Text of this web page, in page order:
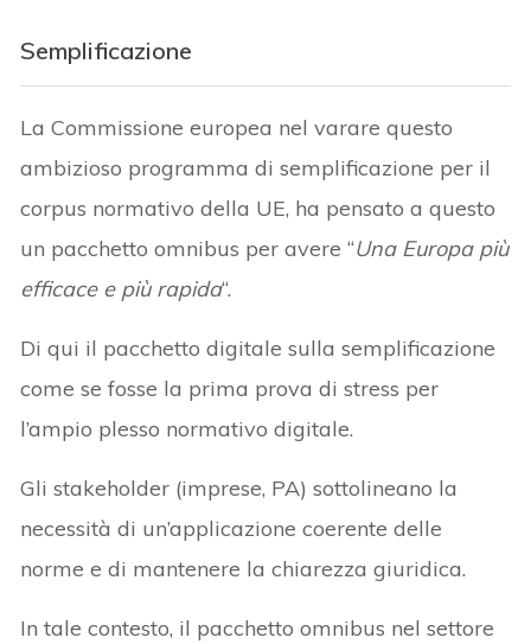
Semplificazione
La Commissione europea nel varare questo
ambizioso programma di semplificazione per il
corpus normativo della UE, ha pensato a questo
un pacchetto omnibus per avere “Una Europa più
efficace e più rapida“.
Di qui il pacchetto digitale sulla semplificazione
come se fosse la prima prova di stress per
l’ampio plesso normativo digitale.
Gli stakeholder (imprese, PA) sottolineano la
necessità di un’applicazione coerente delle
norme e di mantenere la chiarezza giuridica.
In tale contesto, il pacchetto omnibus nel settore